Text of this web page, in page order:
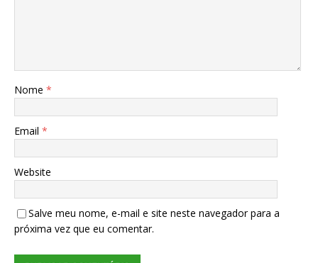
Nome *
Email *
Website
Salve meu nome, e-mail e site neste navegador para a
próxima vez que eu comentar.